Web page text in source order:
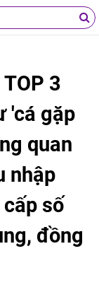
3
'cá gặp
quan
nhập
số
đồng